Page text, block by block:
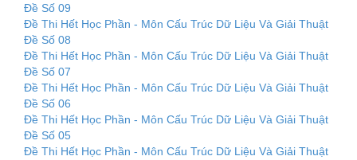
Đề Số 09
Đề Thi Hết Học Phần - Môn Cấu Trúc Dữ Liệu Và Giải Thuật
Đề Số 08
Đề Thi Hết Học Phần - Môn Cấu Trúc Dữ Liệu Và Giải Thuật
Đề Số 07
Đề Thi Hết Học Phần - Môn Cấu Trúc Dữ Liệu Và Giải Thuật
Đề Số 06
Đề Thi Hết Học Phần - Môn Cấu Trúc Dữ Liệu Và Giải Thuật
Đề Số 05
Đề Thi Hết Học Phần - Môn Cấu Trúc Dữ Liệu Và Giải Thuật